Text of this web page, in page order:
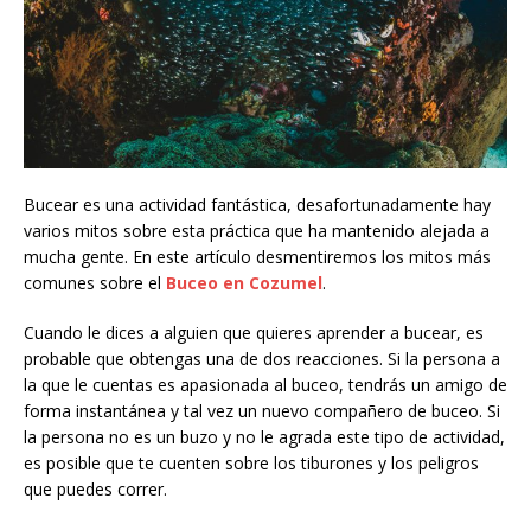
Bucear es una actividad fantástica, desafortunadamente hay
varios mitos sobre esta práctica que ha mantenido alejada a
mucha gente. En este artículo desmentiremos los mitos más
comunes sobre el Buceo en Cozumel.
Cuando le dices a alguien que quieres aprender a bucear, es
probable que obtengas una de dos reacciones. Si la persona a
la que le cuentas es apasionada al buceo, tendrás un amigo de
forma instantánea y tal vez un nuevo compañero de buceo. Si
la persona no es un buzo y no le agrada este tipo de actividad,
es posible que te cuenten sobre los tiburones y los peligros
que puedes correr.